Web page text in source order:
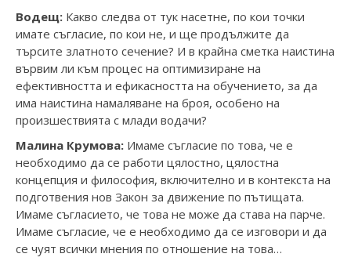
Водещ: Какво следва от тук насетне, по кои точки
имате съгласие, по кои не, и ще продължите да
търсите златното сечение? И в крайна сметка наистина
вървим ли към процес на оптимизиране на
ефективността и ефикасността на обучението, за да
има наистина намаляване на броя, особено на
произшествията с млади водачи?
Малина Крумова: Имаме съгласие по това, че е
необходимо да се работи цялостно, цялостна
концепция и философия, включително и в контекста на
подготвения нов Закон за движение по пътищата.
Имаме съгласието, че това не може да става на парче.
Имаме съгласие, че е необходимо да се изговори и да
се чуят всички мнения по отношение на това…